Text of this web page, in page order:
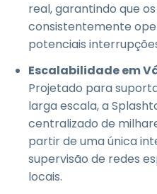
real, garantindo que
consistentemente
potenciais
Escalabilidade em
Projetado para
larga escala, a
centralizado de
partir de uma única
supervisão de redes
locais.